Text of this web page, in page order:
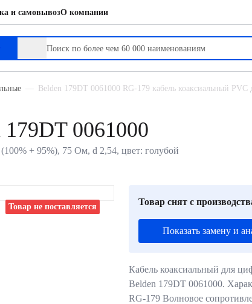
и самовывозО компании
Belden 179DT 0061000 RG-179 кабель коаксиальный
Товар не поставляется
179DT 0061000
+ 95%), 75 Ом, d 2,54, цвет: голубой
Товар снят с
Показать замену и
Кабель коаксиальный для
Belden 179DT 0061000.
RG-179 Волновое